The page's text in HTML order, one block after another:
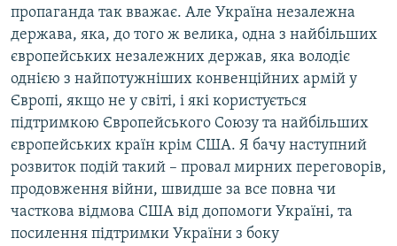
пропаганда так вважає. Але Україна незалежна
держава, яка, до того ж велика, одна з найбільших
європейських незалежних держав, яка володіє
однією з найпотужніших конвенційних армій у
Європі, якщо не у світі, і які користується
підтримкою Європейського Союзу та найбільших
європейських країн крім США. Я бачу наступний
розвиток подій такий – провал мирних переговорів,
продовження війни, швидше за все повна чи
часткова відмова США від допомоги Україні, та
посилення підтримки України з боку